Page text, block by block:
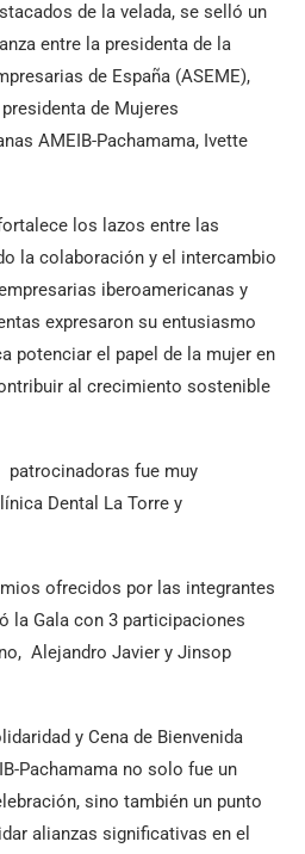
de la velada, se selló un
entre la presidenta de la
de España (ASEME),
de Mujeres
AMEIB-Pachamama, Ivette
los lazos entre las
la colaboración y el intercambio
iberoamericanas y
expresaron su entusiasmo
potenciar el papel de la mujer en
al crecimiento sostenible
patrocinadoras fue muy
Dental La Torre y
ofrecidos por las integrantes
la Gala con 3 participaciones
Alejandro Javier y Jinsop
y Cena de Bienvenida
Pachamama no solo fue un
sino también un punto
alianzas significativas en el